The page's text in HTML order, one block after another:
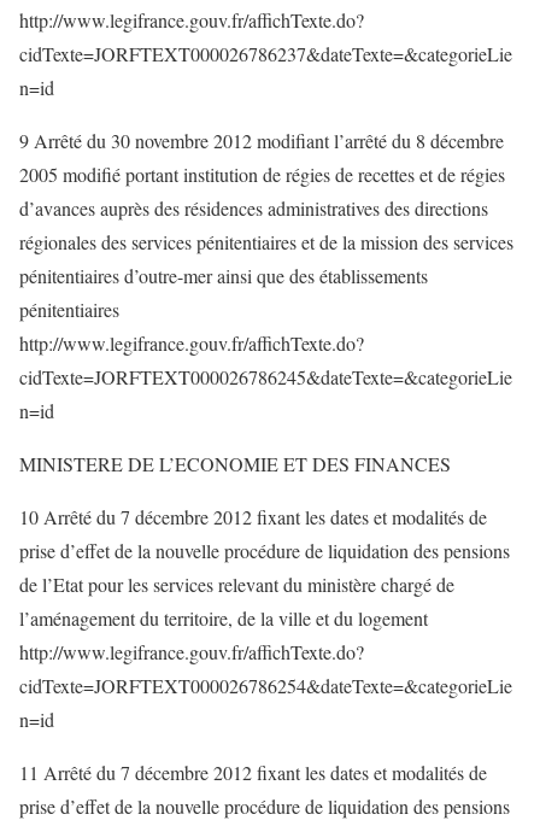
http://www.legifrance.gouv.fr/affichTexte.do?
cidTexte=JORFTEXT000026786237&dateTexte=&categorieLie
n=id
9 Arrêté du 30 novembre 2012 modifiant l’arrêté du 8 décembre
2005 modifié portant institution de régies de recettes et de régies
d’avances auprès des résidences administratives des directions
régionales des services pénitentiaires et de la mission des services
pénitentiaires d’outre-mer ainsi que des établissements
pénitentiaires
http://www.legifrance.gouv.fr/affichTexte.do?
cidTexte=JORFTEXT000026786245&dateTexte=&categorieLie
n=id
MINISTERE DE L’ECONOMIE ET DES FINANCES
10 Arrêté du 7 décembre 2012 fixant les dates et modalités de
prise d’effet de la nouvelle procédure de liquidation des pensions
de l’Etat pour les services relevant du ministère chargé de
l’aménagement du territoire, de la ville et du logement
http://www.legifrance.gouv.fr/affichTexte.do?
cidTexte=JORFTEXT000026786254&dateTexte=&categorieLie
n=id
11 Arrêté du 7 décembre 2012 fixant les dates et modalités de
prise d’effet de la nouvelle procédure de liquidation des pensions